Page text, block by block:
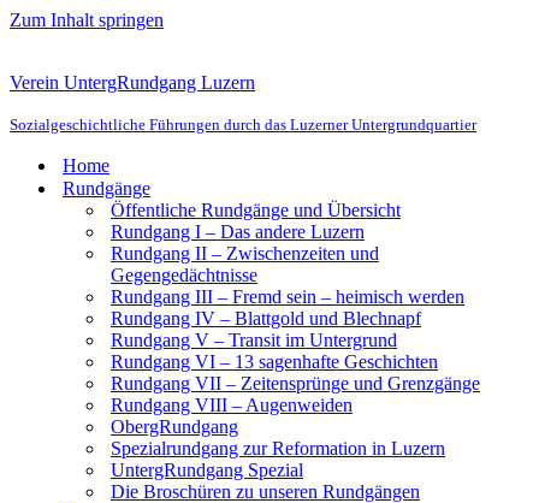
Zum Inhalt springen
Verein UntergRundgang Luzern
Sozialgeschichtliche Führungen durch das Luzerner Untergrundquartier
Home
Rundgänge
Öffentliche Rundgänge und Übersicht
Rundgang I – Das andere Luzern
Rundgang II – Zwischenzeiten und
Gegengedächtnisse
Rundgang III – Fremd sein – heimisch werden
Rundgang IV – Blattgold und Blechnapf
Rundgang V – Transit im Untergrund
Rundgang VI – 13 sagenhafte Geschichten
Rundgang VII – Zeitensprünge und Grenzgänge
Rundgang VIII – Augenweiden
ObergRundgang
Spezialrundgang zur Reformation in Luzern
UntergRundgang Spezial
Die Broschüren zu unseren Rundgängen